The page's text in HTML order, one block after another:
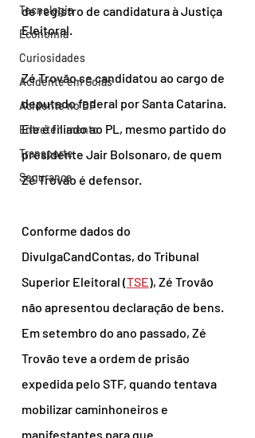
Tecnologia
Economia
Curiosidades
Acidente em Goiás
Acidente no DF
Entretenimento
Transporte
Segurança
de registro de candidatura à Justiça
Eleitoral.
Zé Trovão se candidatou ao cargo de
deputado federal por Santa Catarina.
Ele é filiado ao PL, mesmo partido do
presidente Jair Bolsonaro, de quem
Zé Trovão é defensor.
Conforme dados do
DivulgaCandContas, do Tribunal
Superior Eleitoral (TSE), Zé Trovão
não apresentou declaração de bens.
Em setembro do ano passado, Zé
Trovão teve a ordem de prisão
expedida pelo STF, quando tentava
mobilizar caminhoneiros e
manifestantes para que